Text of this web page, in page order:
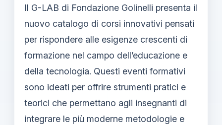
Il G-LAB di Fondazione Golinelli presenta il
nuovo catalogo di corsi innovativi pensati
per rispondere alle esigenze crescenti di
formazione nel campo dell’educazione e
della tecnologia. Questi eventi formativi
sono ideati per offrire strumenti pratici e
teorici che permettano agli insegnanti di
integrare le più moderne metodologie e